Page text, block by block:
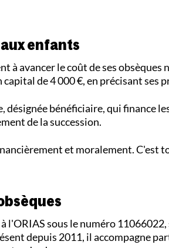
enfants
à avancer le coût de ses obsèques
de 4 000 €, en précisant ses
désignée bénéficiaire, qui finance
de la succession.
et moralement. C'est
sous le numéro
depuis 2011, il accompagne